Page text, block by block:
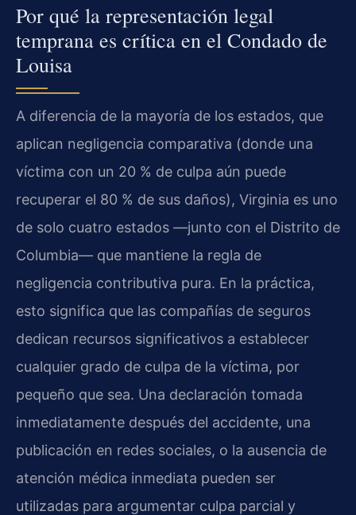
Por qué la representación legal
temprana es crítica en el Condado de
Louisa
A diferencia de la mayoría de los estados, que
aplican negligencia comparativa (donde una
víctima con un 20 % de culpa aún puede
recuperar el 80 % de sus daños), Virginia es uno
de solo cuatro estados —junto con el Distrito de
Columbia— que mantiene la regla de
negligencia contributiva pura. En la práctica,
esto significa que las compañías de seguros
dedican recursos significativos a establecer
cualquier grado de culpa de la víctima, por
pequeño que sea. Una declaración tomada
inmediatamente después del accidente, una
publicación en redes sociales, o la ausencia de
atención médica inmediata pueden ser
utilizadas para argumentar culpa parcial y